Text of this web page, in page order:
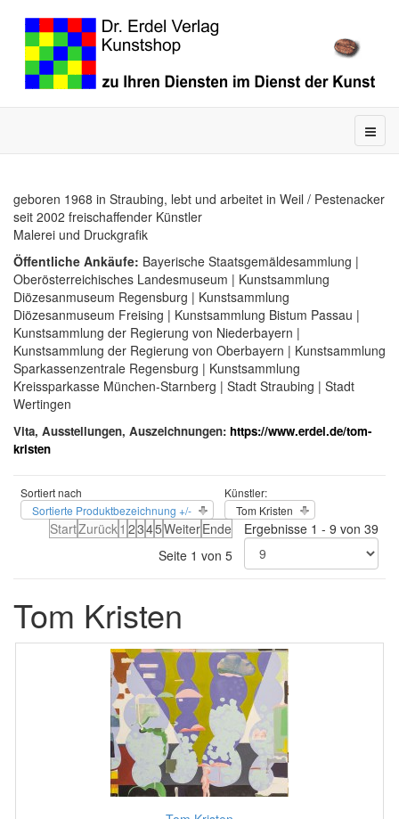
geboren 1968 in Straubing, lebt und arbeitet in Weil / Pestenacker
seit 2002 freischaffender Künstler
Malerei und Druckgrafik
Öffentliche Ankäufe: Bayerische Staatsgemäldesammlung |
Oberösterreichisches Landesmuseum | Kunstsammlung
Diözesanmuseum Regensburg | Kunstsammlung
Diözesanmuseum Freising | Kunstsammlung Bistum Passau |
Kunstsammlung der Regierung von Niederbayern |
Kunstsammlung der Regierung von Oberbayern | Kunstsammlung
Sparkassenzentrale Regensburg | Kunstsammlung
Kreissparkasse München-Starnberg | Stadt Straubing | Stadt
Wertingen
Vita, Ausstellungen, Auszeichnungen: https://www.erdel.de/tom-
kristen
Sortiert nach
Sortierte Produktbezeichnung +/-
Künstler:
Tom Kristen
StartZurück1 2345WeiterEnde
Seite 1 von 5
Ergebnisse 1 - 9 von 39
Tom Kristen